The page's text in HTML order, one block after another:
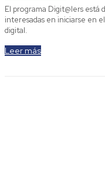
El programa Digit@lers está
interesadas en iniciarse en
digital.
Leer más